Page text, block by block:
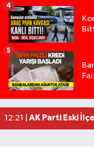
4
5
17:18 |Anız Yangını
17:08 |Alevlere Teslim
13:46 |Yolcu
12:21 | AK Parti Eski